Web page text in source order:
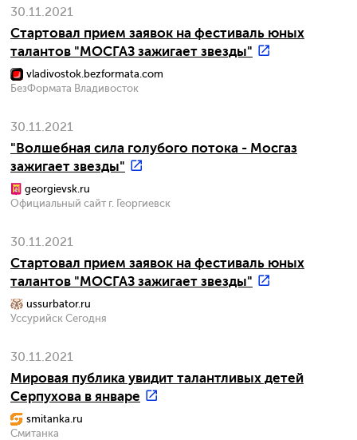
30.11.2021
Стартовал прием заявок на фестиваль юных
талантов "МОСГАЗ зажигает звезды"
vladivostok.bezformata.com
БезФормата Владивосток
30.11.2021
"Волшебная сила голубого потока - Мосгаз
зажигает звезды"
georgievsk.ru
Официальный сайт г. Георгиевск
30.11.2021
Стартовал прием заявок на фестиваль юных
талантов "МОСГАЗ зажигает звезды"
ussurbator.ru
Уссурийск Сегодня
30.11.2021
Мировая публика увидит талантливых детей
Серпухова в январе
smitanka.ru
Смитанка